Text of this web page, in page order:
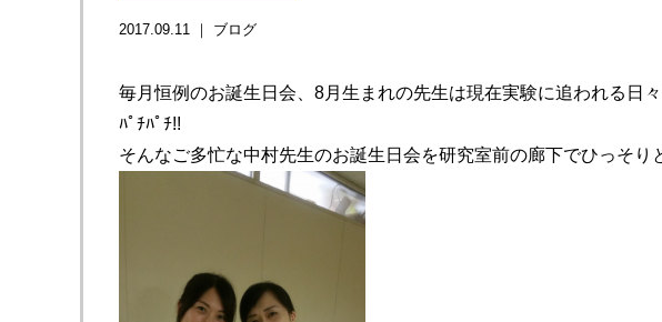
2017.09.11 ｜ ブログ
毎月恒例のお誕生日会、8月生まれの先生は現在実験に追われる日
ﾊﾟﾁﾊﾟﾁ!!
そんなご多忙な中村先生のお誕生日会を研究室前の廊下でひっそり